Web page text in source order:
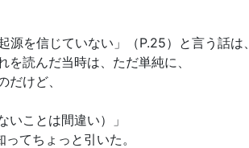
源を信じていない」（P.25）と言う話は、
読んだ当時は、ただ単純に、
けど、
いことは間違い）」
てちょっと引いた。